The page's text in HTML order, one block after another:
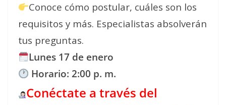
Conoce cómo postular, cuáles son los
requisitos y más. Especialistas absolverán
tus preguntas.
Lunes 17 de enero
Horario: 2:00 p. m.
Conéctate a través del